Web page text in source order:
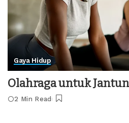
Gaya Hidup
Olahraga untuk
2 Min Read